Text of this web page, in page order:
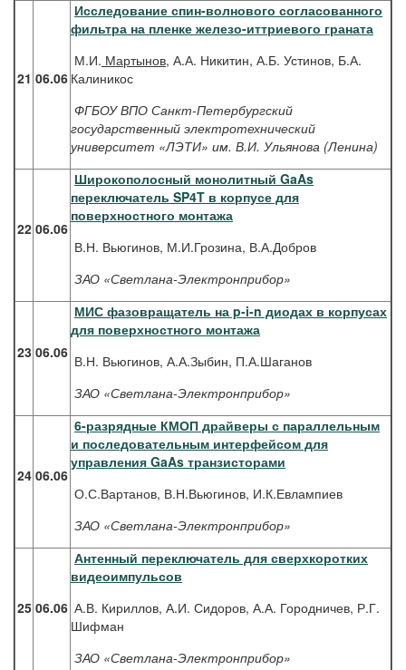
21 06.06
Исследование спин-волнового согласованного
фильтра на пленке железо-иттриевого граната
М.И. Мартынов, А.А. Никитин, А.Б. Устинов, Б.А.
Калиникос
ФГБОУ ВПО Санкт-Петербургский
государственный электротехнический
университет «ЛЭТИ» им. В.И. Ульянова (Ленина)
22 06.06
Широкополосный монолитный GaAs
переключатель SP4T в корпусе для
поверхностного монтажа
В.Н. Вьюгинов, М.И.Грозина, В.А.Добров
ЗАО «Светлана-Электронприбор»
23 06.06
МИС фазовращатель на p-i-n диодах в корпусах
для поверхностного монтажа
В.Н. Вьюгинов, А.А.Зыбин, П.А.Шаганов
ЗАО «Светлана-Электронприбор»
24 06.06
6-разрядные КМОП драйверы с параллельным
и последовательным интерфейсом для
управления GaAs транзисторами
О.С.Вартанов, В.Н.Вьюгинов, И.К.Евлампиев
ЗАО «Светлана-Электронприбор»
25 06.06
Антенный переключатель для сверхкоротких
видеоимпульсов
А.В. Кириллов, А.И. Сидоров, А.А. Городничев, Р.Г.
Шифман
ЗАО «Светлана-Электронприбор»